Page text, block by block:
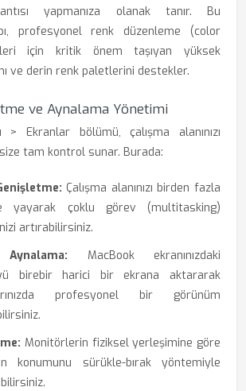
yapmanıza olanak tanır. Bu
profesyonel renk düzenleme (color
için kritik önem taşıyan yüksek
ve derin renk paletlerini destekler.
ve Aynalama Yönetimi
> Ekranlar bölümü, çalışma alanınızı
tam kontrol sunar. Burada:
Çalışma alanınızı birden fazla
yayarak çoklu görev (multitasking)
artırabilirsiniz.
MacBook ekranınızdaki
birebir harici bir ekrana aktararak
profesyonel bir görünüm
Monitörlerin fiziksel yerleşimine göre
konumunu sürükle-bırak yöntemiyle